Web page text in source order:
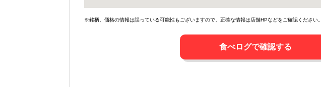
※銘柄、価格の情報は誤っている可能性もございますので、正確な情報は店舗HPなどをご確認ください。
食べログで確認する